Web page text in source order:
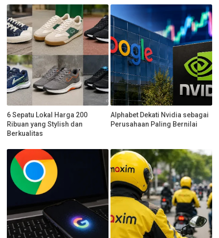
6 Sepatu Lokal Harga 200
Ribuan yang Stylish dan
Berkualitas
Alphabet Dekati Nvidia sebagai
Perusahaan Paling Bernilai